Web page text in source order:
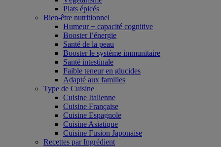
Plats épicés
Bien-être nutritionnel
Humeur + capacité cognitive
Booster l’énergie
Santé de la peau
Booster le système immunitaire
Santé intestinale
Faible teneur en glucides
Adapté aux familles
Type de Cuisine
Cuisine Italienne
Cuisine Française
Cuisine Espagnole
Cuisine Asiatique
Cuisine Fusion Japonaise
Recettes par Ingrédient